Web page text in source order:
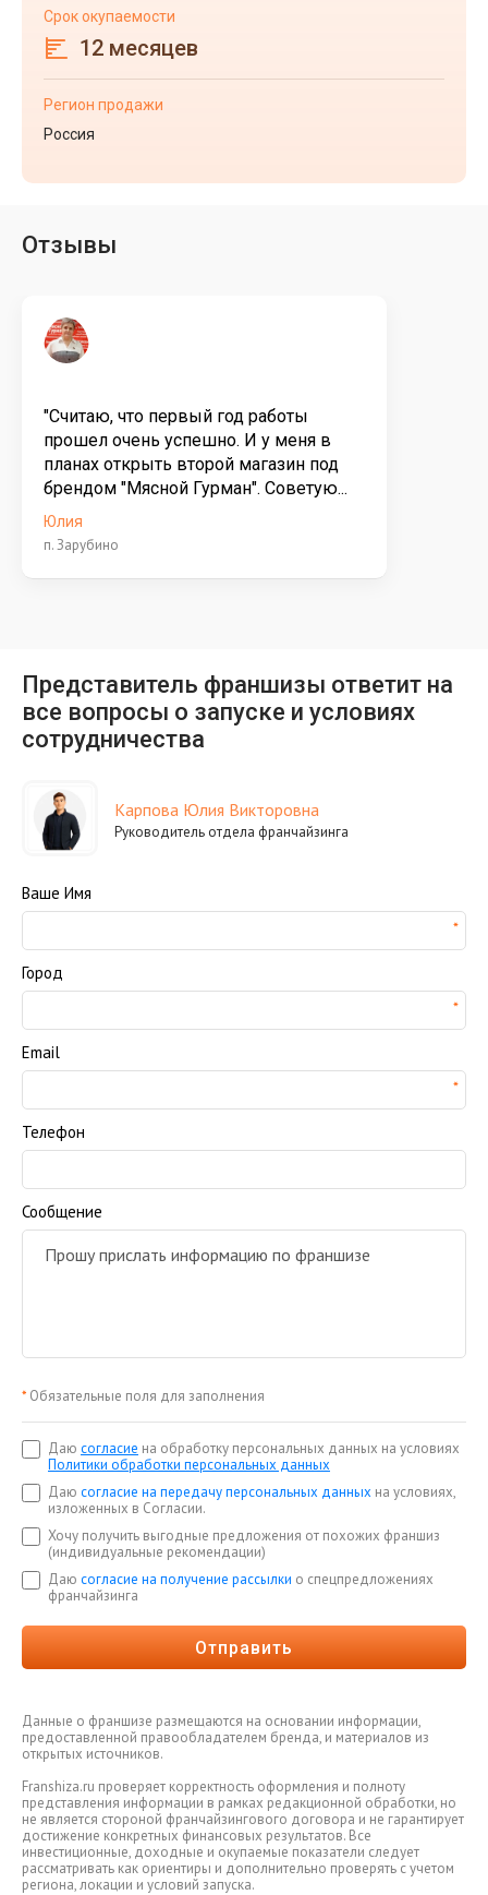
Срок окупаемости
12 месяцев
Регион продажи
Россия
Отзывы
"Считаю, что первый год работы
прошел очень успешно. И у меня в
планах открыть второй магазин под
брендом "Мясной Гурман". Советую...
Юлия
п. Зарубино
Представитель франшизы ответит на
все вопросы о запуске и условиях
сотрудничества
Карпова Юлия Викторовна
Руководитель отдела франчайзинга
Ваше Имя
Город
Email
Телефон
Сообщение
* Обязательные поля для заполнения
Даю согласие на обработку персональных данных на условиях
Политики обработки персональных данных
Даю согласие на передачу персональных данных на условиях,
изложенных в Согласии.
Хочу получить выгодные предложения от похожих франшиз
(индивидуальные рекомендации)
Даю согласие на получение рассылки о спецпредложениях
франчайзинга
Отправить
Данные о франшизе размещаются на основании информации,
предоставленной правообладателем бренда, и материалов из
открытых источников.
Franshiza.ru проверяет корректность оформления и полноту
представления информации в рамках редакционной обработки, но
не является стороной франчайзингового договора и не гарантирует
достижение конкретных финансовых результатов. Все
инвестиционные, доходные и окупаемые показатели следует
рассматривать как ориентиры и дополнительно проверять с учетом
региона, локации и условий запуска.